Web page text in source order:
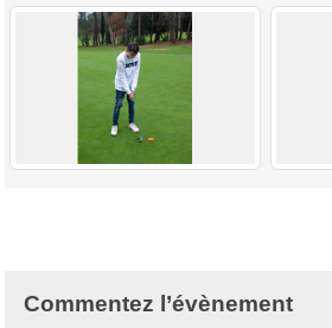
Commentez l’évènement